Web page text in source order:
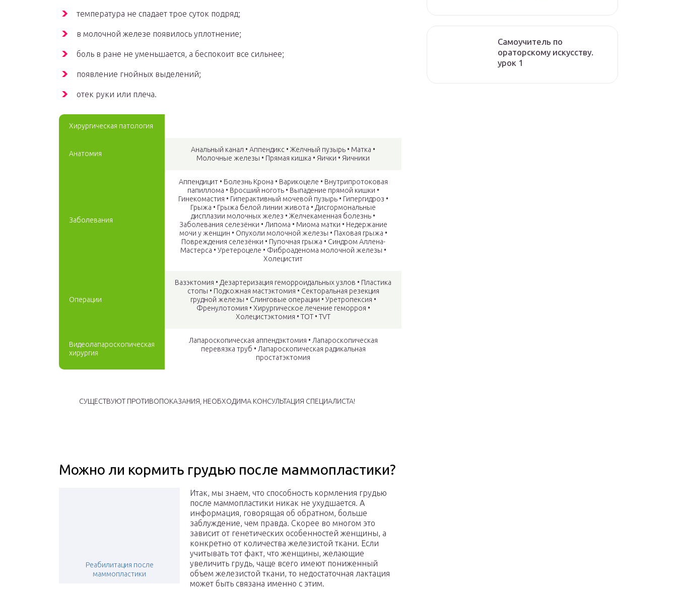
температура не спадает трое суток подряд;
в молочной железе появилось уплотнение;
боль в ране не уменьшается, а беспокоит все сильнее;
появление гнойных выделений;
отек руки или плеча.
Хирургическая патология
Анатомия
Анальный канал • Аппендикс • Желчный пузырь • Матка •
Молочные железы • Прямая кишка • Яички • Яичники
Заболевания
Аппендицит • Болезнь Крона • Варикоцеле • Внутрипротоковая
папиллома • Вросший ноготь • Выпадение прямой кишки •
Гинекомастия • Гиперактивный мочевой пузырь • Гипергидроз •
Грыжа • Грыжа белой линии живота • Дисгормональные
дисплазии молочных желез • Желчекаменная болезнь •
Заболевания селезёнки • Липома • Миома матки • Недержание
мочи у женщин • Опухоли молочной железы • Паховая грыжа •
Повреждения селезёнки • Пупочная грыжа • Синдром Аллена-
Мастерса • Уретероцеле • Фиброаденома молочной железы •
Операции
Вазэктомия • Дезартеризация геморроидальных узлов • Пластика
стопы • Подкожная мастэктомия • Секторальная резекция
грудной железы • Слинговые операции • Уретропексия •
Френулотомия • Хирургическое лечение геморроя •
Холецистэктомия • TOT • TVT
Видеолапароскопическая
хирургия
Лапароскопическая аппендэктомия‏‎ • Лапароскопическая
перевязка труб‏‎ • Лапароскопическая радикальная
простатэктомия
СУЩЕСТВУЮТ ПРОТИВОПОКАЗАНИЯ, НЕОБХОДИМА КОНСУЛЬТАЦИЯ СПЕЦИАЛИСТА!
Можно ли кормить грудью после маммопластики?
Реабилитация после
маммопластики
Итак, мы знаем, что способность кормления грудью
после маммопластики никак не ухудшается. А
информация, говорящая об обратном, больше
заблуждение, чем правда. Скорее во многом это
зависит от генетических особенностей женщины, а
конкретно от количества железистой ткани. Если
учитывать тот факт, что женщины, желающие
увеличить грудь, чаще всего имеют пониженный
объем железистой ткани, то недостаточная лактация
может быть связана именно с этим.
Самоучитель по
ораторскому искусству.
урок 1